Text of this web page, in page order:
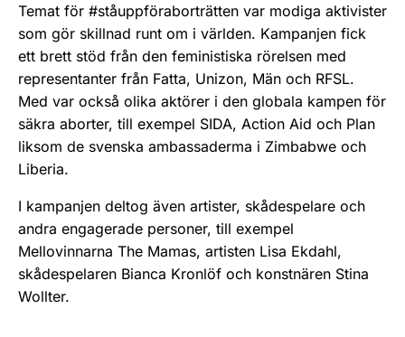
Temat för #ståuppföraborträtten var modiga aktivister
som gör skillnad runt om i världen. Kampanjen fick
ett brett stöd från den feministiska rörelsen med
representanter från Fatta, Unizon, Män och RFSL.
Med var också olika aktörer i den globala kampen för
säkra aborter, till exempel SIDA, Action Aid och Plan
liksom de svenska ambassaderma i Zimbabwe och
Liberia.
I kampanjen deltog även artister, skådespelare och
andra engagerade personer, till exempel
Mellovinnarna The Mamas, artisten Lisa Ekdahl,
skådespelaren Bianca Kronlöf och konstnären Stina
Wollter.